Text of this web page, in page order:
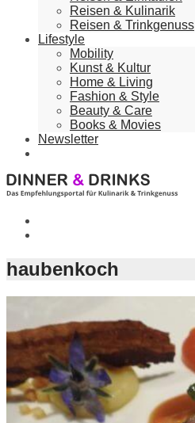
Reisen & Kulinarik
Reisen & Trinkgenuss
Lifestyle
Mobility
Kunst & Kultur
Home & Living
Fashion & Style
Beauty & Care
Books & Movies
Newsletter
haubenkoch